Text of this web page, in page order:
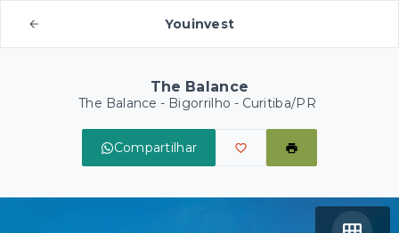
Youinvest
The Balance
The Balance - Bigorrilho - Curitiba/PR
Compartilhar